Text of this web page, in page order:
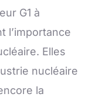
G1 à
l’importance
Elles
nucléaire
la